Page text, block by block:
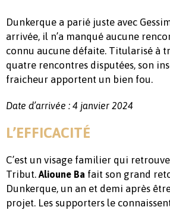
Dunkerque a parié juste avec
arrivée, il n’a manqué aucune
connu aucune défaite. Titularisé à
quatre rencontres disputées, son
fraicheur apportent un bien fou.
Date d’arrivée : 4 janvier 2024
L’EFFICACITÉ
C’est un visage familier qui
Tribut. Alioune Ba fait son grand
Dunkerque, un an et demi après
projet. Les supporters le